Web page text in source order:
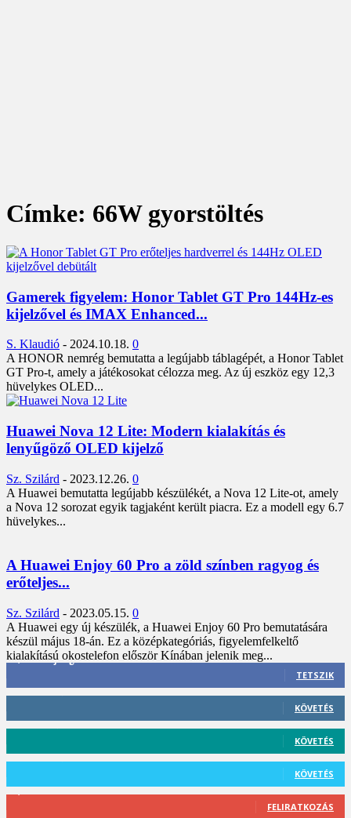
Címke: 66W gyorstöltés
Gamerek figyelem: Honor Tablet GT Pro 144Hz-es
kijelzővel és IMAX Enhanced...
S. Klaudió - 2024.10.18. 0
A HONOR nemrég bemutatta a legújabb táblagépét, a Honor Tablet
GT Pro-t, amely a játékosokat célozza meg. Az új eszköz egy 12,3
hüvelykes OLED...
Huawei Nova 12 Lite: Modern kialakítás és
lenyűgöző OLED kijelző
Sz. Szilárd - 2023.12.26. 0
A Huawei bemutatta legújabb készülékét, a Nova 12 Lite-ot, amely
a Nova 12 sorozat egyik tagjaként került piacra. Ez a modell egy 6.7
hüvelykes...
A Huawei Enjoy 60 Pro a zöld színben ragyog és
erőteljes...
Sz. Szilárd - 2023.05.15. 0
A Huawei egy új készülék, a Huawei Enjoy 60 Pro bemutatására
készül május 18-án. Ez a középkategóriás, figyelemfelkeltő
kialakítású okostelefon először Kínában jelenik meg...
3,452 Rajongók
TETSZIK
KÖVETÉS
KÖVETÉS
KÖVETÉS
FELIRATKOZÁS